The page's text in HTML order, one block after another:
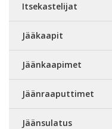
Itsekastelijat
Jääkaapit
Jäänkaapimet
Jäänraaputtimet
Jäänsulatus